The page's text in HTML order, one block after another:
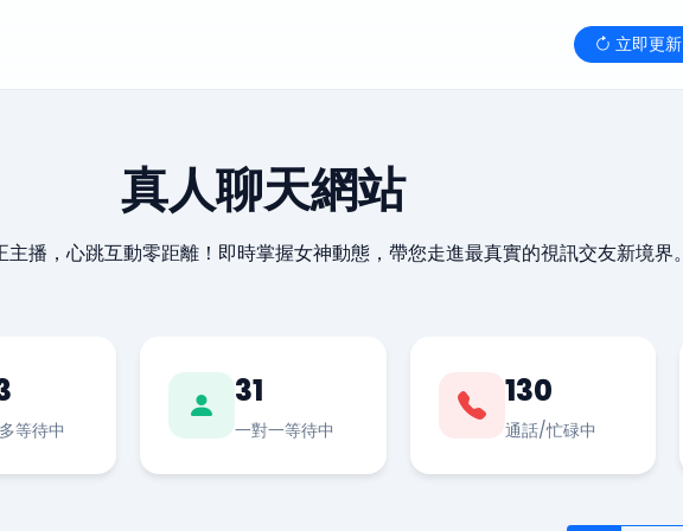
立即更新
真人聊天網站
播，心跳互動零距離！即時掌握女神動態，帶您走進最真實的視訊交友新境界。
等待中
31
一對一等待中
130
通話/忙碌中